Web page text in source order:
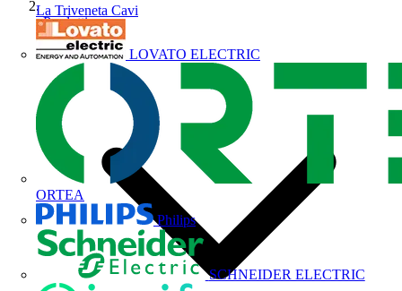
La Triveneta Cavi
LOVATO ELECTRIC
ORTEA
Philips
SCHNEIDER ELECTRIC
Prodotti